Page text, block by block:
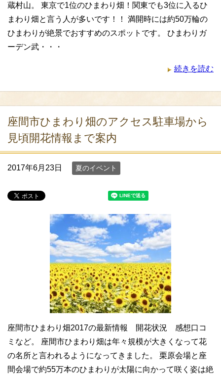
蔵村山。 東京で1位のひまわり畑！関東でも3位に入るひ
まわり畑と言う人が多いです！！ 満開時には約50万輪の
ひまわりが絶景でおすすめのスポットです。 ひまわりガ
ーデン武・・・
続きを読む
座間市ひまわり畑のアクセス駐車場から
見頃開花情報まで案内
2017年6月23日 夏のイベント
座間市ひまわり畑2017の最新情報 開花状況 感想口コ
ミなど。 座間市ひまわり畑は年々規模が大きくなって花
の名所と言われるようになってきました。 栗原会場と座
間会場で約55万本のひまわりが太陽に向かって咲く姿は絶